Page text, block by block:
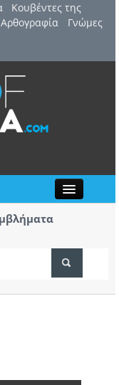
Kουβέντες της
Αρθογραφία
Γνώμες
– Έναρξη /